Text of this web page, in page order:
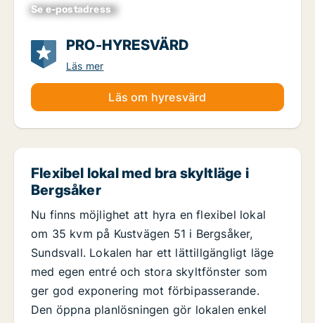
Se e-postadress
xxxxxxxxxxxxxxx
PRO-HYRESVÄRD
Läs mer
Läs om hyresvärd
Flexibel lokal med bra skyltläge i
Bergsåker
Nu finns möjlighet att hyra en flexibel lokal
om 35 kvm på Kustvägen 51 i Bergsåker,
Sundsvall. Lokalen har ett lättillgängligt läge
med egen entré och stora skyltfönster som
ger god exponering mot förbipasserande.
Den öppna planlösningen gör lokalen enkel